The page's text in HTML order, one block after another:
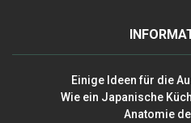
Einige Ideen für die
Wie ein Japanische
Anatomie